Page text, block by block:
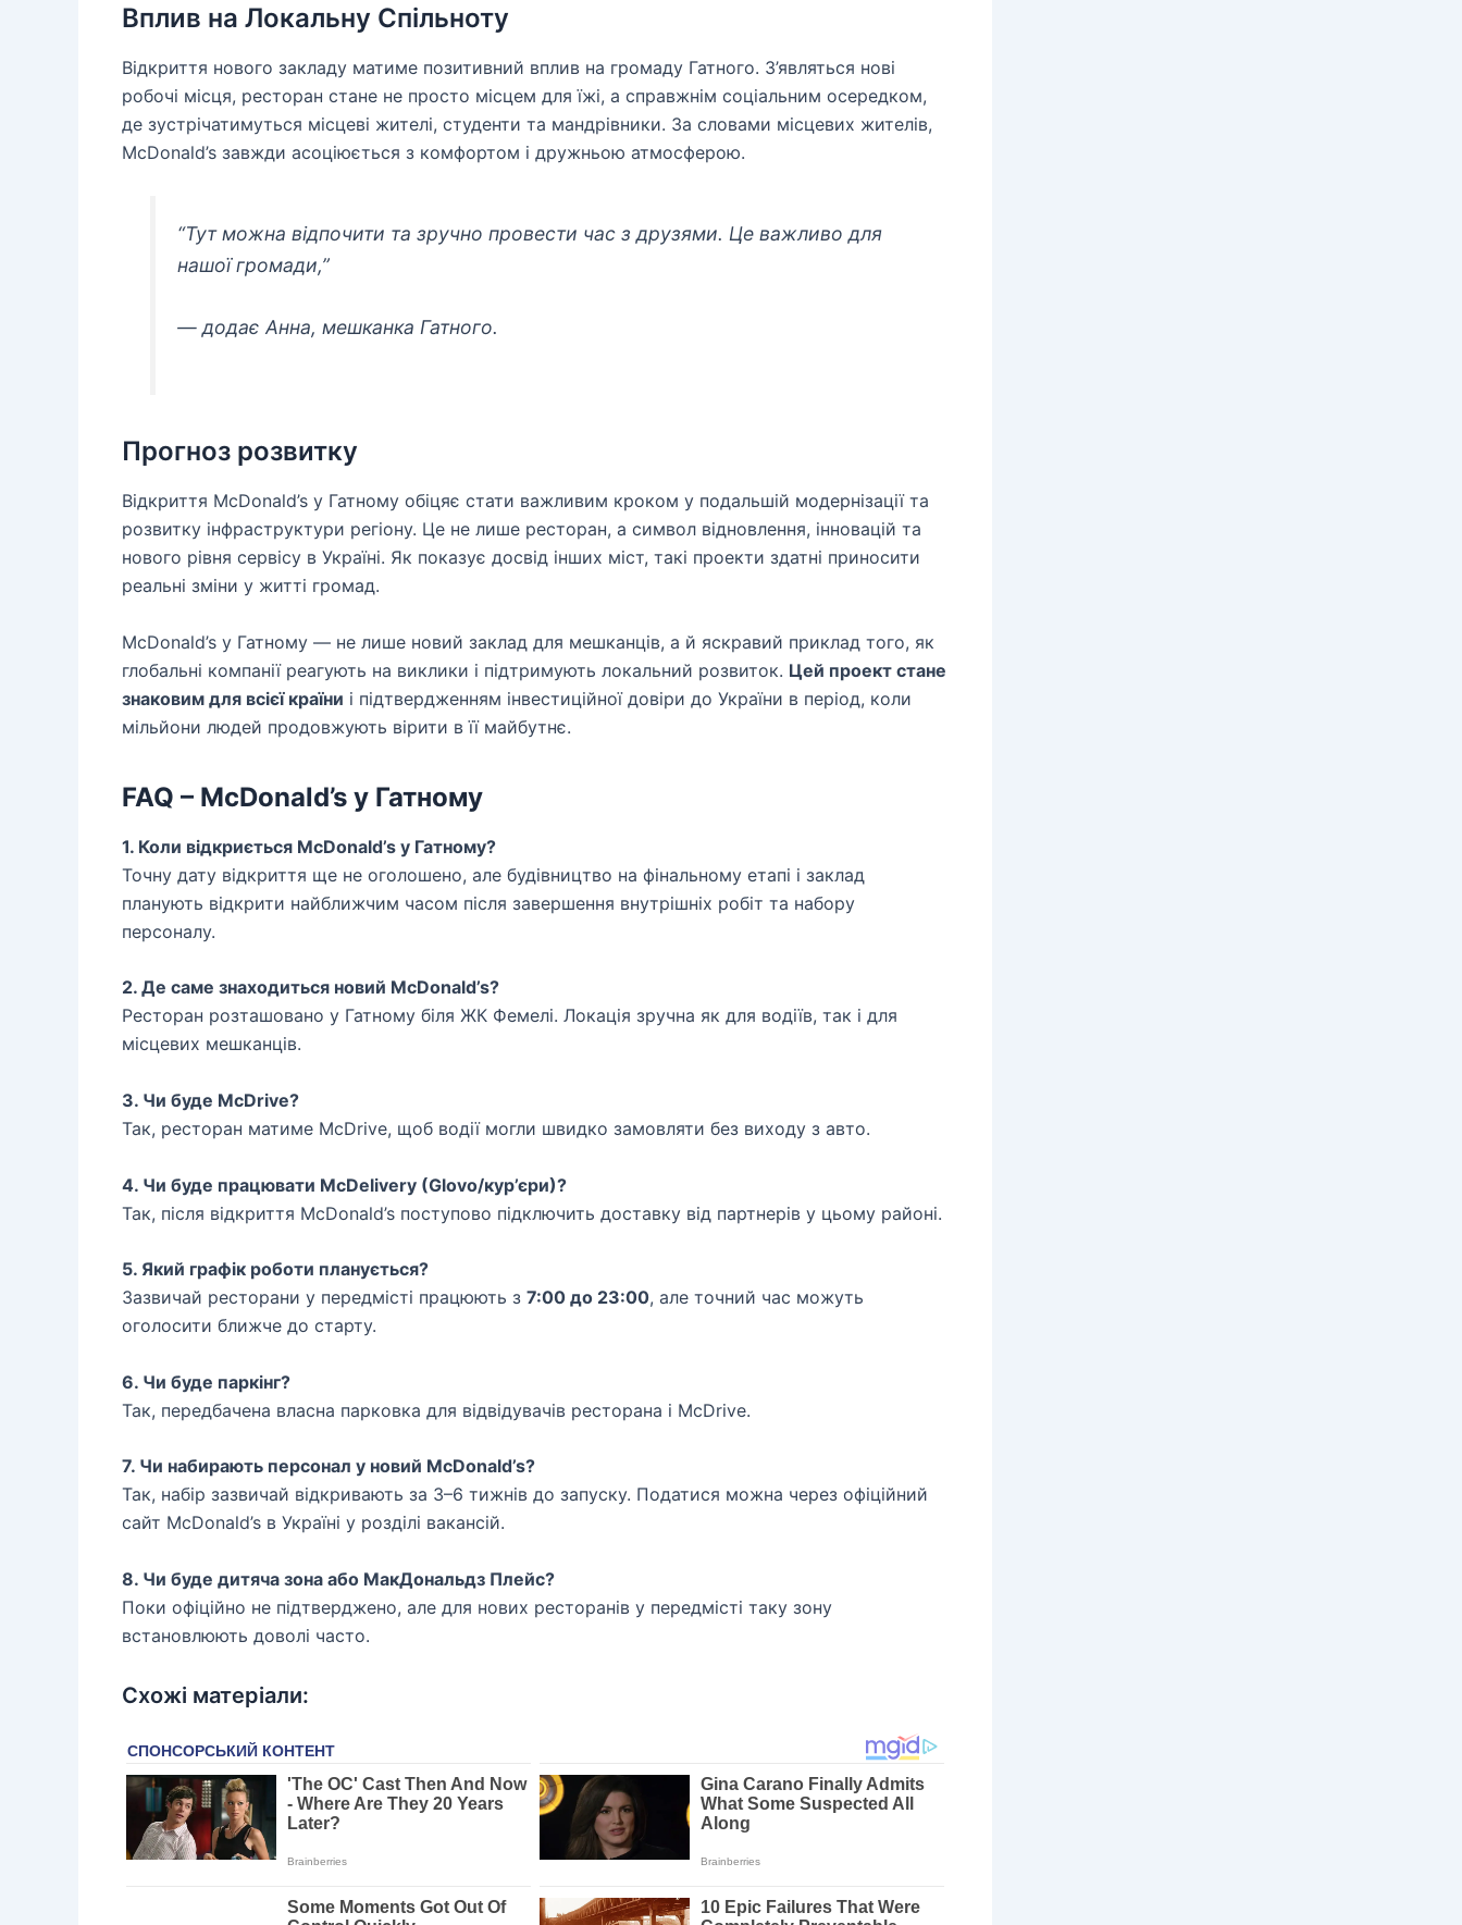
Вплив на Локальну Спільноту
Відкриття нового закладу матиме позитивний вплив на громаду Гатного. З’являться нові
робочі місця, ресторан стане не просто місцем для їжі, а справжнім соціальним осередком,
де зустрічатимуться місцеві жителі, студенти та мандрівники. За словами місцевих жителів,
McDonald’s завжди асоціюється з комфортом і дружньою атмосферою.
“Тут можна відпочити та зручно провести час з друзями. Це важливо для
нашої громади,”
— додає Анна, мешканка Гатного.
Прогноз розвитку
Відкриття McDonald’s у Гатному обіцяє стати важливим кроком у подальшій модернізації та
розвитку інфраструктури регіону. Це не лише ресторан, а символ відновлення, інновацій та
нового рівня сервісу в Україні. Як показує досвід інших міст, такі проекти здатні приносити
реальні зміни у житті громад.
McDonald’s у Гатному — не лише новий заклад для мешканців, а й яскравий приклад того, як
глобальні компанії реагують на виклики і підтримують локальний розвиток. Цей проект стане
знаковим для всієї країни і підтвердженням інвестиційної довіри до України в період, коли
мільйони людей продовжують вірити в її майбутнє.
FAQ – McDonald’s у Гатному
1. Коли відкриється McDonald’s у Гатному?
Точну дату відкриття ще не оголошено, але будівництво на фінальному етапі і заклад
планують відкрити найближчим часом після завершення внутрішніх робіт та набору
персоналу.
2. Де саме знаходиться новий McDonald’s?
Ресторан розташовано у Гатному біля ЖК Фемелі. Локація зручна як для водіїв, так і для
місцевих мешканців.
3. Чи буде McDrive?
Так, ресторан матиме McDrive, щоб водії могли швидко замовляти без виходу з авто.
4. Чи буде працювати McDelivery (Glovo/кур’єри)?
Так, після відкриття McDonald’s поступово підключить доставку від партнерів у цьому районі.
5. Який графік роботи планується?
Зазвичай ресторани у передмісті працюють з 7:00 до 23:00, але точний час можуть
оголосити ближче до старту.
6. Чи буде паркінг?
Так, передбачена власна парковка для відвідувачів ресторана і McDrive.
7. Чи набирають персонал у новий McDonald’s?
Так, набір зазвичай відкривають за 3–6 тижнів до запуску. Податися можна через офіційний
сайт McDonald’s в Україні у розділі вакансій.
8. Чи буде дитяча зона або МакДональдз Плейс?
Поки офіційно не підтверджено, але для нових ресторанів у передмісті таку зону
встановлюють доволі часто.
Схожі матеріали: